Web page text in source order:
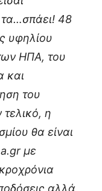
τα…σπάει! 48
υφηλίου
ΗΠΑ, του
και
του
η
θα είναι
με
αλλά